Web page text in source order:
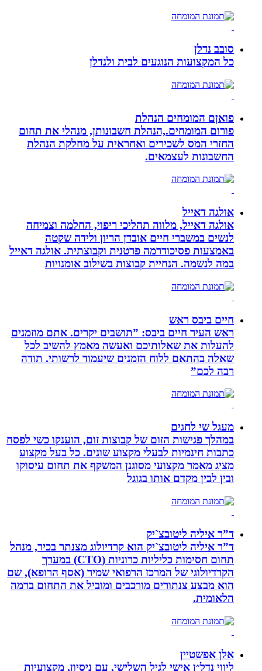
סובב נדלן
כל המקצועות הנוגעים לבית ולנדלן
פואןם המומחים הנהלת
פורום המומחים.,הנהלת חשבונותן, מנהלי את תחום
החזרי המס לשכירים ואחראית על מחלקת הנהלת
החשבונות לעצמאים.
אולגה דאייל
אולגה דאייל, מלווה תהליכי ריפוי, החלמה וצמיחה
לנשים במשברי חיים אובדן הריון ולידה שקטה
באמצעות פסיכודרמה פרטנית וקבוצתית. אולגה דאייל
במה לנשמה. ‏הנחיית קבוצות בשילוב אומנויות‏
חיים ביבס ראש
ראש העיר חיים ביבס: ”תושבים יקרים. אתם מוזמנים
להעלות את שאלותיכם ואעשה מאמץ להשיב לכל
שאלה בהתאם ללוח הזמנים שיעמוד לרשותי. תודה
רבה לכם”
מעגל שי לחגים
במהלך פגישות הזום של קבוצות זום, הוענקו כשי לפסח
כתבות חינמיות לבעלי מקצוע שונים. כל בעל מקצוע
מציג מאמר מקצועי מסוגנן המשקף את תחום עיסוקו
ובין לבין מקדם אותו בגוגל
ד”ר איליה ליטובצ`יק
ד”ר איליה ליטובצ`יק הוא קרדיולוג מצנתר בכיר, מנהל
תחום חסימות כליליות כרוניות (CTO) במערך
הקרדיולוגי של המרכז הרפואי שמיר (אסף הרופא), שם
הוא מבצע צנתורים מורכבים ומוביל את התחום ברמה
הלאומית.
אלן אפשטיין
ליווי נדל״ן אישי לגיל השלישי, עם ניסיון, מקצועיות